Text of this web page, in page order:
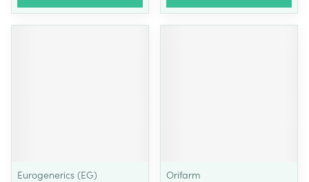
Eurogenerics (EG)
Orifarm